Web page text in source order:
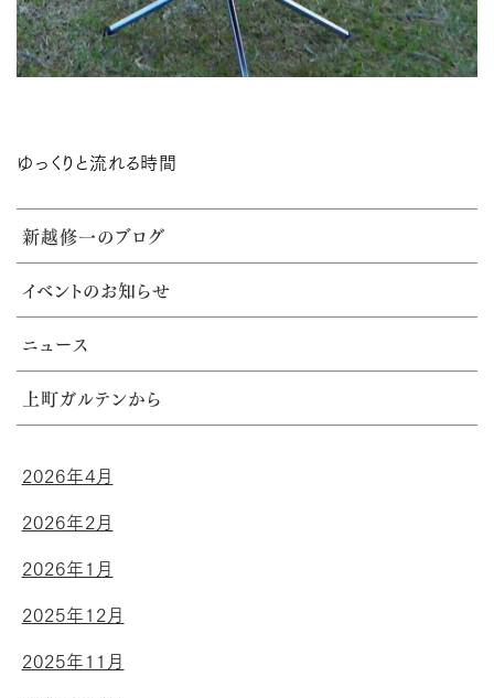
ゆっくりと流れる時間
新越修一のブログ
イベントのお知らせ
ニュース
上町ガルテンから
2026年4月
2026年2月
2026年1月
2025年12月
2025年11月